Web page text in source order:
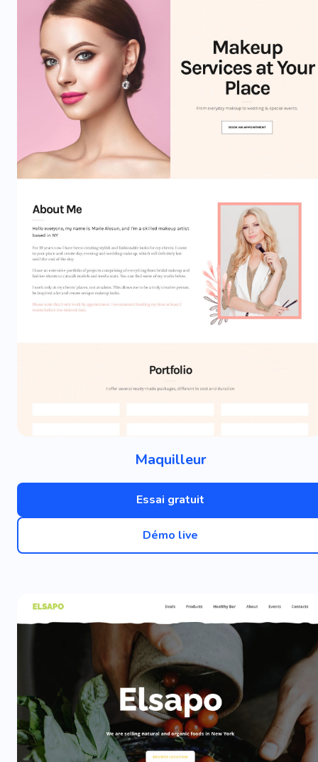
Maquilleur
Essai gratuit
Démo live